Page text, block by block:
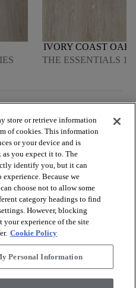
IVORY COAST OAK
THE ESSENTIALS
arrow_forward_ios
store or retrieve information
of cookies. This information
or your device and is
as you expect it to. The
identify you, but it can
Because we
choose not to allow some
category headings to find
However, blocking
your experience of the site
Cookie Policy
Personal Information